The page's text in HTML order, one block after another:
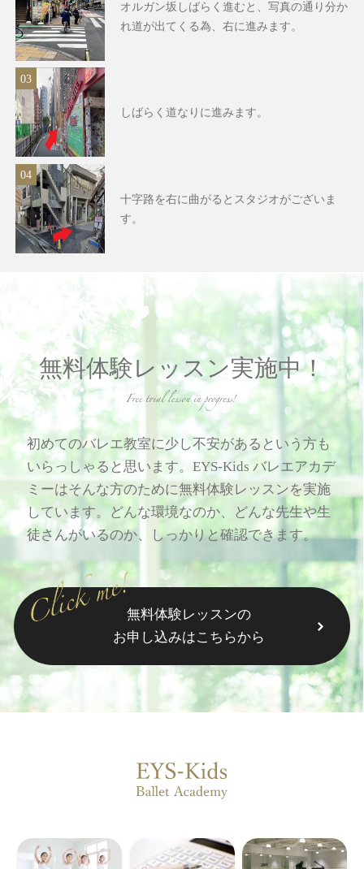
オルガン坂しばらく進むと、写真の通り分か
れ道が出てくる為、右に進みます。
しばらく道なりに進みます。
十字路を右に曲がるとスタジオがございま
す。
無料体験レッスン実施中！
初めてのバレエ教室に少し不安があるという方も
いらっしゃると思います。EYS-Kids バレエアカデ
ミーはそんな方のために無料体験レッスンを実施
しています。どんな環境なのか、どんな先生や生
徒さんがいるのか、しっかりと確認できます。
無料体験レッスンの
お申し込みはこちらから